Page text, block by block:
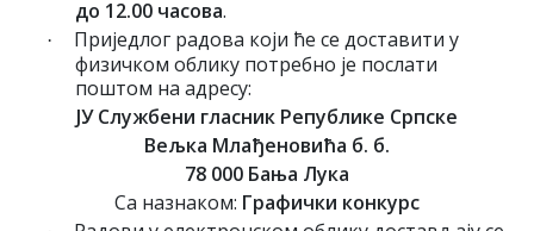
до 12.00 часова.
·
Приједлог радова који ће се доставити у
физичком облику потребно је послати
поштом на адресу:
ЈУ Службени гласник Републике Српске
Вељка Млађеновића б. б.
78 000 Бања Лука
Са назнаком: Графички конкурс